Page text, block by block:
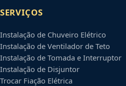
SERVIÇOS
Instalação de Chuveiro Elétrico
Instalação de Ventilador de Teto
Instalação de Tomada e Interruptor
Instalação de Disjuntor
Trocar Fiação Elétrica